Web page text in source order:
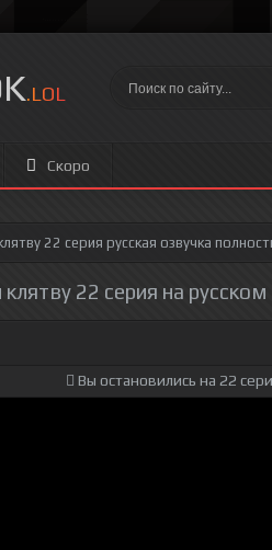
.LOL
Скоро
22 серия русская озвучка
клятву 22 серия на
Вы остановились на 22